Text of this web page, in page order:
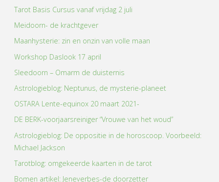
Tarot Basis Cursus vanaf vrijdag 2 juli
Meidoorn- de krachtgever
Maanhysterie: zin en onzin van volle maan
Workshop Daslook 17 april
Sleedoorn – Omarm de duisternis
Astrologieblog: Neptunus, de mysterie-planeet
OSTARA Lente-equinox 20 maart 2021-
DE BERK-voorjaarsreiniger “Vrouwe van het woud”
Astrologieblog: De oppositie in de horoscoop. Voorbeeld:
Michael Jackson
Tarotblog: omgekeerde kaarten in de tarot
Bomen artikel: Jeneverbes-de doorzetter